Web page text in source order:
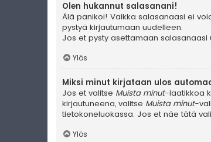
Olen hukannut salasanani!
Älä panikoi! Vaikka salasanaasi ei
pystyä kirjautumaan uudelleen.
Jos et pysty asettamaan
Ylös
Miksi minut kirjataan ulos
Jos et valitse Muista minut-laatikkoa
kirjautuneena, valitse Muista minut-
tietokoneluokassa. Jos et näe tätä
Ylös